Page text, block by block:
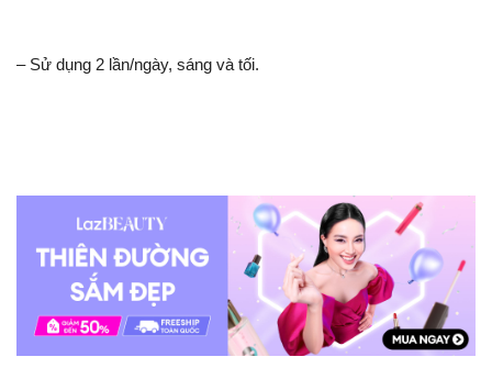
– Sử dụng 2 lần/ngày, sáng và tối.